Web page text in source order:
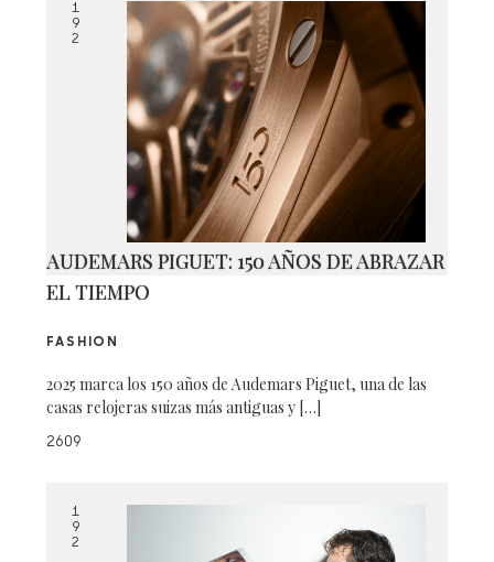
1
9
2
AUDEMARS PIGUET: 150 AÑOS DE ABRAZAR
EL TIEMPO
FASHION
2025 marca los 150 años de Audemars Piguet, una de las
casas relojeras suizas más antiguas y […]
2609
1
9
2